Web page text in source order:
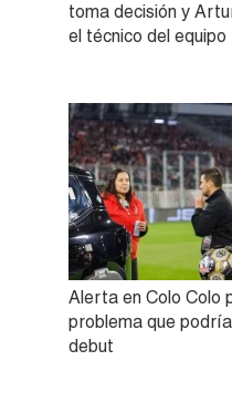
toma decisión y
el técnico del equipo
Alerta en Colo Colo
problema que
debut